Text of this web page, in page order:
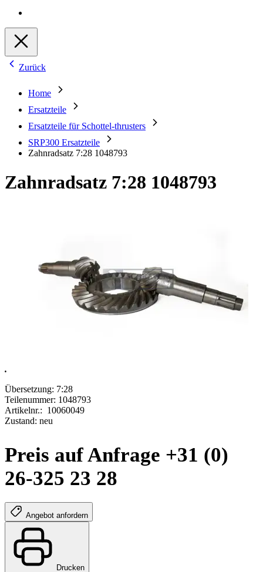
Zurück
Home
Ersatzteile
Ersatzteile für Schottel-thrusters
SRP300 Ersatzteile
Zahnradsatz 7:28 1048793
Zahnradsatz 7:28 1048793
.
Übersetzung: 7:28
Teilenummer: 1048793
Artikelnr.: 10060049
Zustand: neu
Preis auf Anfrage +31 (0)
26-325 23 28
Angebot anfordern
Drucken